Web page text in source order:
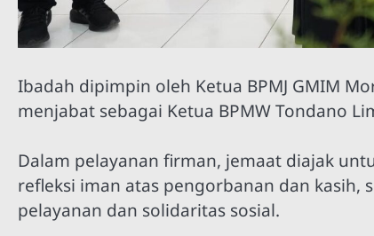
Ibadah dipimpin oleh Ketua BPMJ GMIM
menjabat sebagai Ketua BPMW Tondano
Dalam pelayanan firman, jemaat diajak
refleksi iman atas pengorbanan dan
pelayanan dan solidaritas sosial.